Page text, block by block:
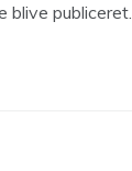
blive publiceret.